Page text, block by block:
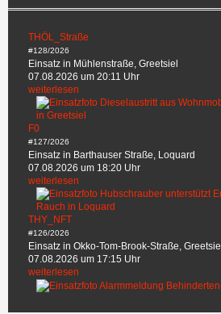
THÖL_Straße
#128/2026
Einsatz in Mühlenstraße, Greetsiel
07.08.2026 um 20:11 Uhr
weiterlesen
F0
#127/2026
Einsatz in Barthauser Straße, Loquard
07.08.2026 um 18:20 Uhr
weiterlesen
THY_NFT
#126/2026
Einsatz in Okko-Tom-Brook-Straße, Greetsiel
07.08.2026 um 17:15 Uhr
weiterlesen